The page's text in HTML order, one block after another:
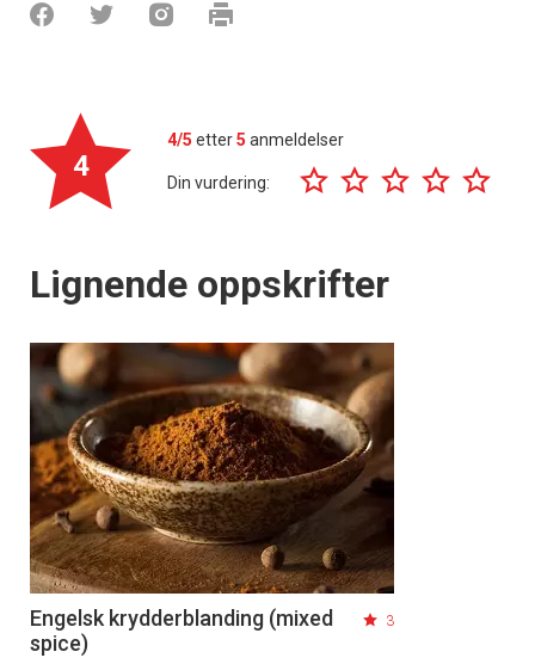
4
4/5 etter5 anmeldelser
Din vurdering:
Lignende oppskrifter
Engelsk krydderblanding (mixed
spice)
3